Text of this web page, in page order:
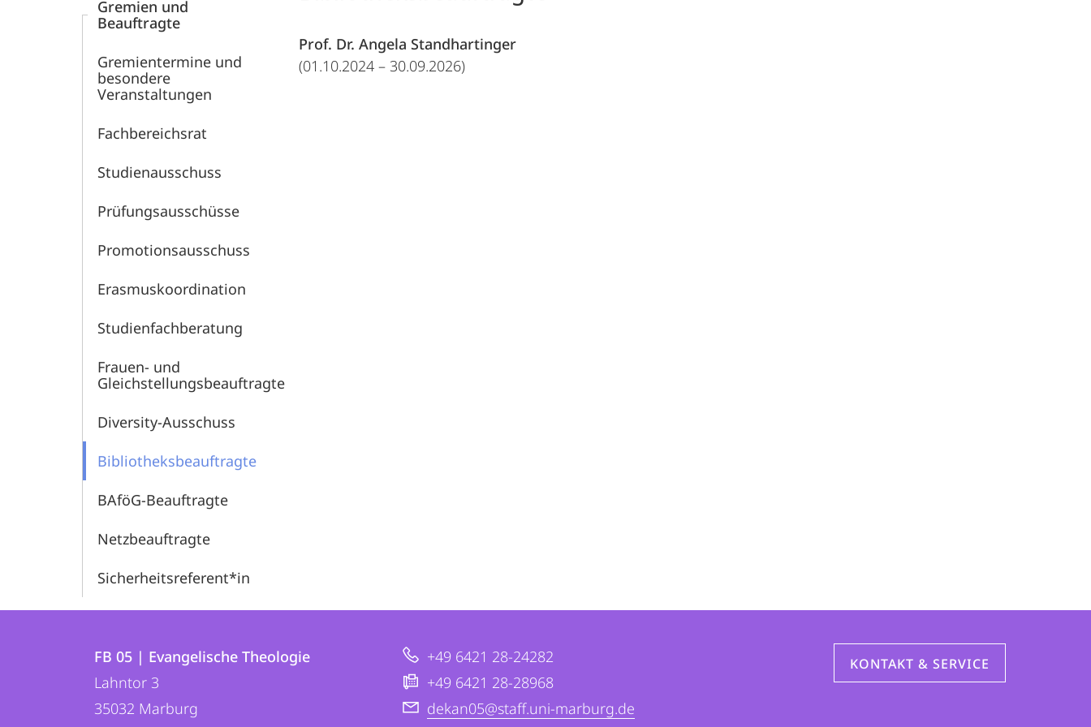
Gremien und
Beauftragte
Gremientermine und
besondere
Veranstaltungen
Fachbereichsrat
Studienausschuss
Prüfungsausschüsse
Promotionsausschuss
Erasmuskoordination
Studienfachberatung
Frauen- und
Gleichstellungsbeauftragte
Diversity-Ausschuss
Bibliotheksbeauftragte
BAföG-Beauftragte
Netzbeauftragte
Sicherheitsreferent*in
Prof. Dr. Angela Standhartinger
(01.10.2024 – 30.09.2026)
Informationen
Kontaktinformationen
FB
05
FB 05 | Evangelische Theologie
Lahntor 3
35032 Marburg
+49 6421 28-24282
+49 6421 28-28968
dekan05@staff.uni-marburg.de
KONTAKT & SERVICE